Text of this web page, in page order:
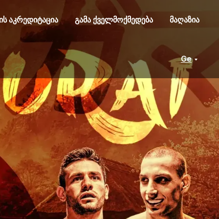
აკრედიტაცია გამა ქველმოქმედება მაღაზია
Ge